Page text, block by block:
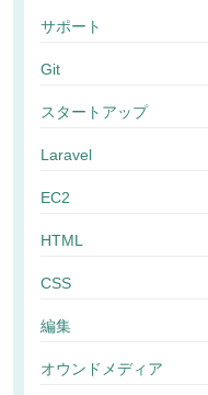
サポート
Git
スタートアップ
Laravel
EC2
HTML
CSS
編集
オウンドメディア